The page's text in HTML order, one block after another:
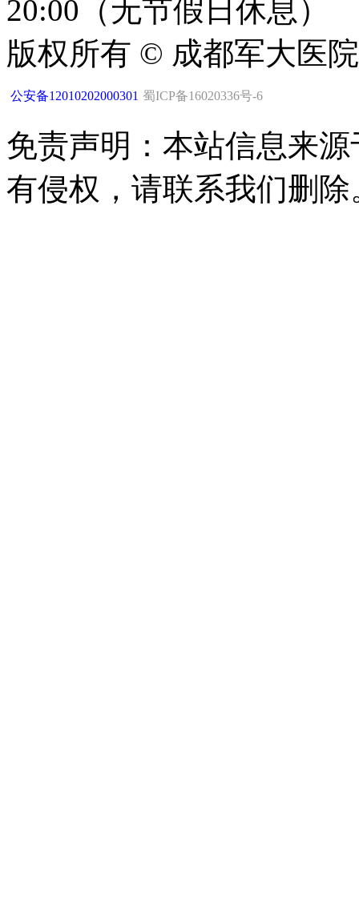
20:00（无节假日休息）
版权所有 © 成都军大医
公安备12010202000301 蜀ICP备16020336号-6
免责声明：本站信息来
有侵权，请联系我们删除